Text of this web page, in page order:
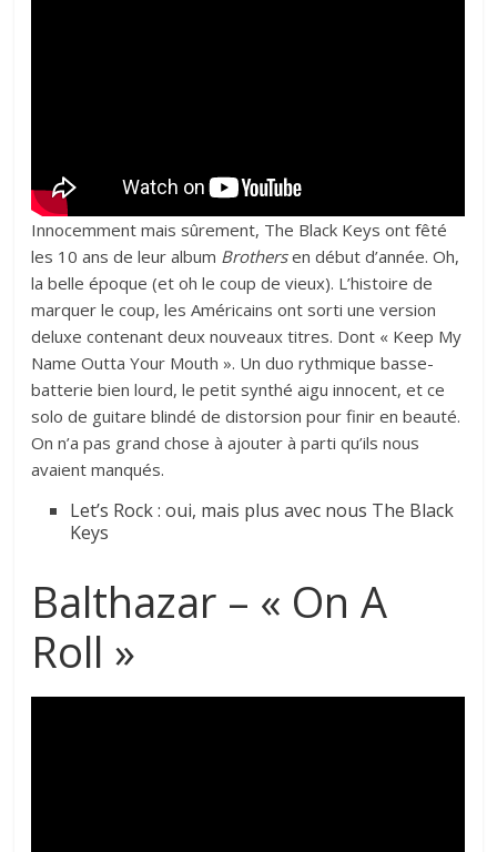
Innocemment mais sûrement, The Black Keys ont fêté
les 10 ans de leur album Brothersen début d’année. Oh,
la belle époque (et oh le coup de vieux). L’histoire de
marquer le coup, les Américains ont sorti une version
deluxe contenant deux nouveaux titres. Dont « Keep My
Name Outta Your Mouth ». Un duo rythmique basse-
batterie bien lourd, le petit synthé aigu innocent, et ce
solo de guitare blindé de distorsion pour finir en beauté.
On n’a pas grand chose à ajouter à parti qu’ils nous
avaient manqués.
Let’s Rock : oui, mais plus avec nous The Black
Keys
Balthazar – « On A
Roll »